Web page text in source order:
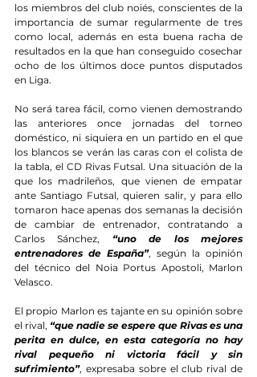
los miembros del club noiés, conscientes de la
importancia de sumar regularmente de tres
como local, además en esta buena racha de
resultados en la que han conseguido cosechar
ocho de los últimos doce puntos disputados
en Liga.
No será tarea fácil, como vienen demostrando
las anteriores once jornadas del torneo
doméstico, ni siquiera en un partido en el que
los blancos se verán las caras con el colista de
la tabla, el CD Rivas Futsal. Una situación de la
que los madrileños, que vienen de empatar
ante Santiago Futsal, quieren salir, y para ello
tomaron hace apenas dos semanas la decisión
de cambiar de entrenador, contratando a
Carlos Sánchez, “uno de los mejores
entrenadores de España”, según la opinión
del técnico del Noia Portus Apostoli, Marlon
Velasco.
El propio Marlon es tajante en su opinión sobre
el rival, “que nadie se espere que Rivas es una
perita en dulce, en esta categoría no hay
rival pequeño ni victoria fácil y sin
sufrimiento”, expresaba sobre el club rival de